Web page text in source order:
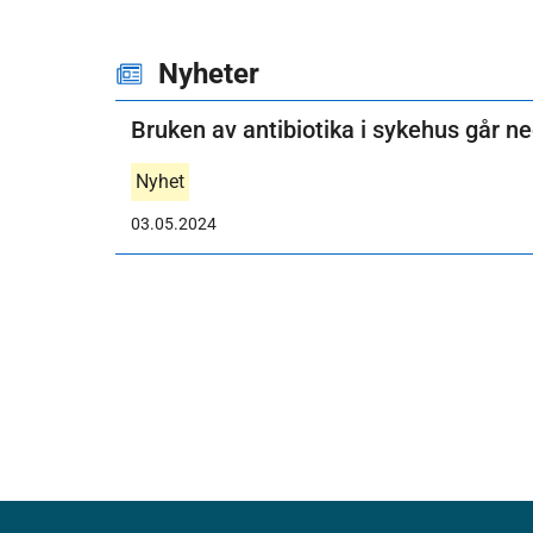
Nyheter
Bruken av antibiotika i sykehus går
Nyhet
03.05.2024